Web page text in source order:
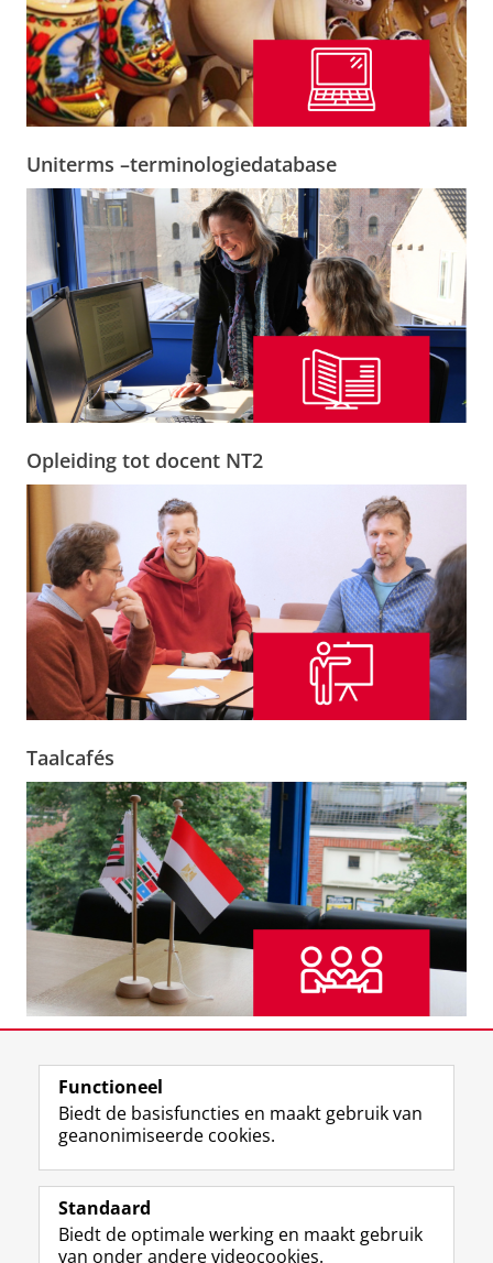
Uniterms –terminologiedatabase
Opleiding tot docent NT2
Taalcafés
View this page in: English
Volg ons op
a
c
n
s
i
o
Functioneel
Biedt de basisfuncties en maakt gebruik van
geanonimiseerde cookies.
Standaard
Biedt de optimale werking en maakt gebruik
van onder andere videocookies.